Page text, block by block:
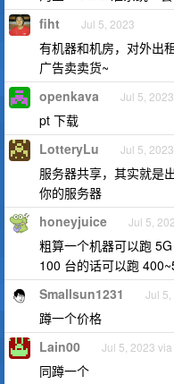
fiht Jul 5, 2023
有机器和机房，对外出
广告卖卖货~
openkava Jul 5, 2023
pt 下载
LotteryLu Jul 5, 2023
服务器共享，其实就是
你的服务器
honeyjuice Jul 5,
粗算一个机器可以跑
100 台的话可以跑
Smallsun1231 Jul 5,
蹲一个价格
Lain00 Jul 5, 2023
同蹲一个